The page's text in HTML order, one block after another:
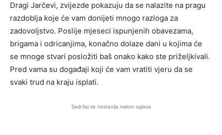
Dragi Jarčevi, zvijezde pokazuju da se nalazite na pragu
razdoblja koje će vam donijeti mnogo razloga za
zadovoljstvo. Poslije mjeseci ispunjenih obavezama,
brigama i odricanjima, konačno dolaze dani u kojima će
se mnoge stvari posložiti baš onako kako ste priželjkivali.
Pred vama su događaji koji će vam vratiti vjeru da se
svaki trud na kraju isplati.
Sadržaj se nastavlja nakon oglasa